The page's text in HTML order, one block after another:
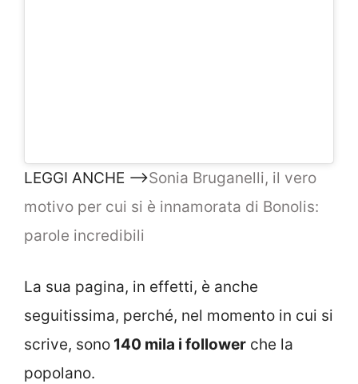
LEGGI ANCHE –>Sonia Bruganelli, il vero
motivo per cui si è innamorata di Bonolis:
parole incredibili
La sua pagina, in effetti, è anche
seguitissima, perché, nel momento in cui si
scrive, sono 140 mila i follower che la
popolano.